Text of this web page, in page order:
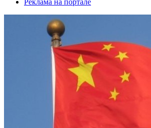
Реклама на портале